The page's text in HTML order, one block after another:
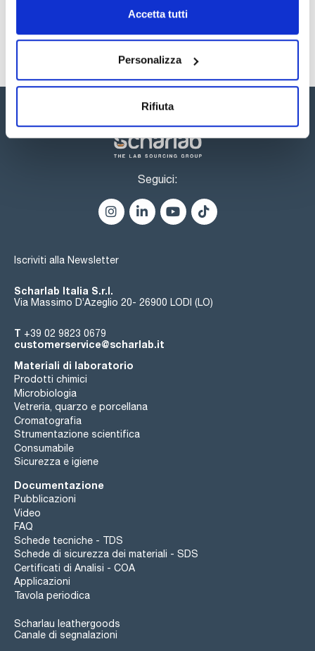
Accetta tutti
Personalizza
Rifiuta
Registrati per i download
Seguici:
Iscriviti alla Newsletter
Scharlab Italia S.r.l.
Via Massimo D’Azeglio 20- 26900 LODI (LO)
T +39 02 9823 0679
customerservice@scharlab.it
Materiali di laboratorio
Prodotti chimici
Microbiologia
Vetreria, quarzo e porcellana
Cromatografia
Strumentazione scientifica
Consumabile
Sicurezza e igiene
Documentazione
Pubblicazioni
Video
FAQ
Schede tecniche - TDS
Schede di sicurezza dei materiali - SDS
Certificati di Analisi - COA
Applicazioni
Tavola periodica
Scharlau leathergoods
Canale di segnalazioni